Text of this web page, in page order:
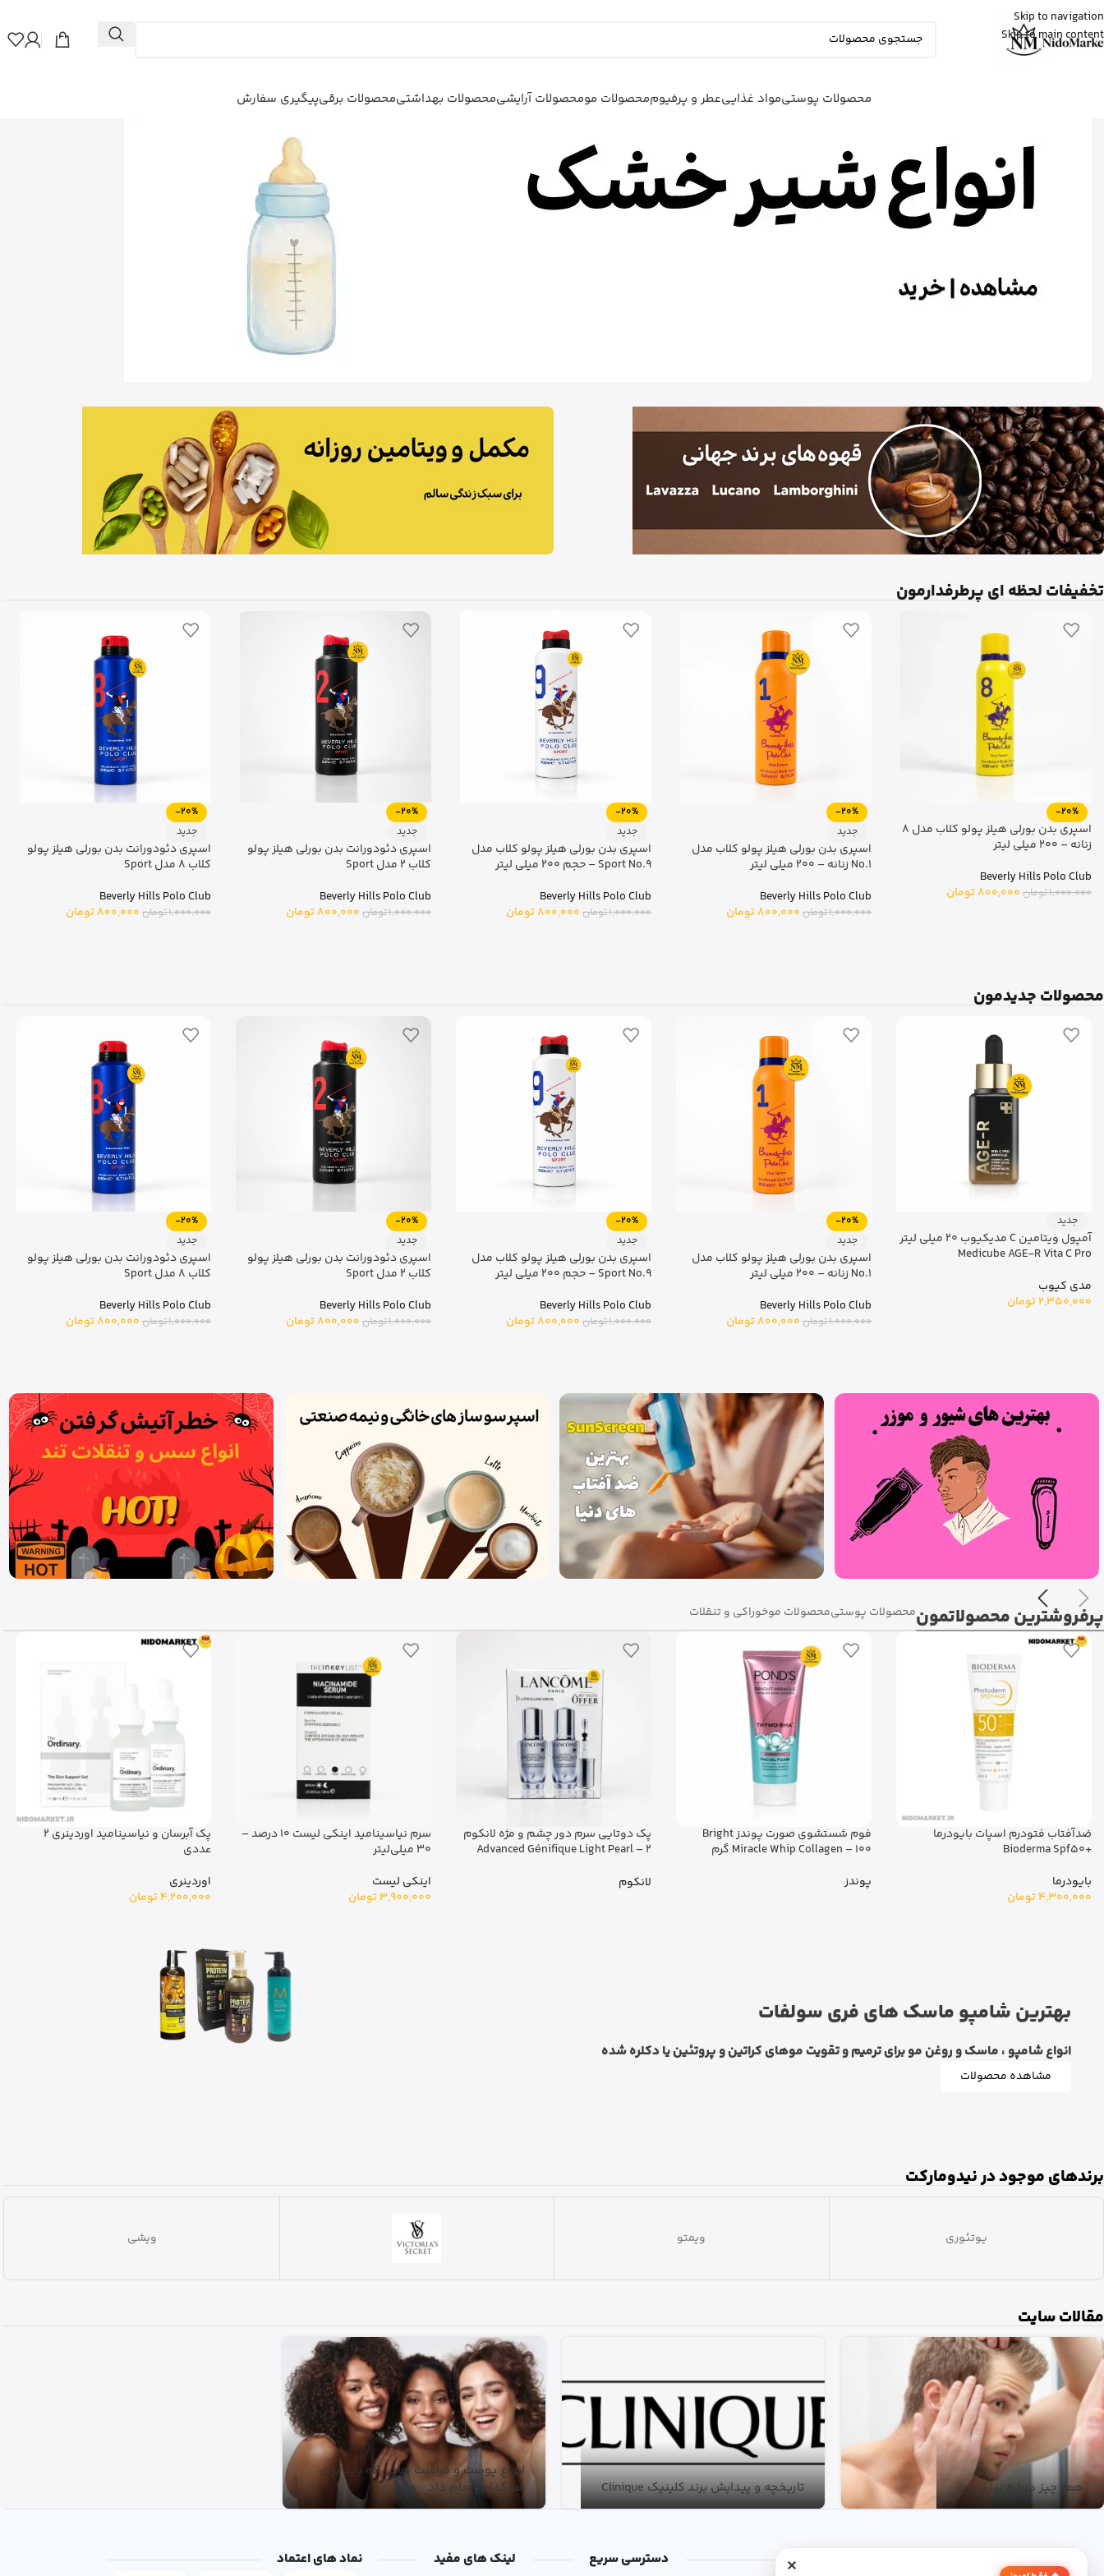
Skip to navigation
Skip to main content
محصولات پوستیمواد غذاییعطر و پرفیوممحصولات مومحصولات آرایشیمحصولات بهداشتیمحصولات برقیپیگیری سفارش
محصولات
تخفیفات لحظه ای پرطرفدارمون
-20%
اسپری بدن بورلی هیلز پولو کلاب مدل 8
زنانه – 200 میلی لیتر
Beverly Hills Polo Club
1,000,000تومان 800,000تومان
-20%
جدید
اسپری بدن بورلی هیلز پولو کلاب مدل
No.1 زنانه – 200 میلی لیتر
Beverly Hills Polo Club
1,000,000تومان 800,000تومان
-20%
جدید
اسپری بدن بورلی هیلز پولو کلاب مدل
Sport No.9 – حجم 200 میلی لیتر
Beverly Hills Polo Club
1,000,000تومان 800,000تومان
-20%
جدید
اسپری دئودورانت بدن بورلی هیلز پولو
کلاب 2 مدل Sport
Beverly Hills Polo Club
1,000,000تومان 800,000تومان
-20%
جدید
اسپری دئودورانت بدن بورلی هیلز پولو
کلاب 8 مدل Sport
Beverly Hills Polo Club
1,000,000تومان 800,000تومان
محصولات جدیدمون
-20%
جدید
اسپری دئودورانت بدن زنانه بورلی هیلز
لیتر
Beverly Hills Polo Club
جدید
Priorin Liquid
2,850,000تومان
جدید
Cosrx Advanced Snail 96 Mucin
1,950,000تومان
-20%
جدید
بادی میست بورلی هیلز پولو کلاب مدل
Beverly Hills Polo Club
1,500,000تومان 1,200,000تومان
-20%
جدید
مدل Evoking Gardenia – 200 میلی لیتر
Beverly Hills Polo Club
1,500,000تومان 1,200,000تومان
پرفروشترین محصولاتمونمحصولات پوستیمحصولات موخوراکی و تنقلات
فوم شستشوی صورت پوندز Bright
Miracle Whip Collagen – 100 گرم
پوندز
پک دوتایی سرم دور چشم و مژه لانکوم
Advanced Génifique Light Pearl – 2
لانکوم
سرم نیاسینامید اینکی لیست 10 درصد –
30 میلی‌لیتر
اینکی لیست
پک آبرسان و نیاسینامید اوردینری 2
عددی
اوردینری
4,200,000تومان
تونر شیری برنج 70 آنوا Glow Milky Toner
– 250 میلی لیتر
آنوا
بهترین شامپو ماسک های فری سولفات
انواع شامپو ، ماسک و روغن مو برای ترمیم و تقویت موهای کراتین و پروتئین یا دکلره شده
مشاهده محصولات
برندهای موجود در نیدومارکت
ویدن سریس ویتاپلکس ویتابیوتیکس هیروبیبی
مقالات سایت
همه چیز درباره ریزش مو تاریخچه و پیدایش برند کلینیک Clinique
انواع پوست و مراقبت هایی که باید برای
هر کدام انجام داد
درباره ما دسترسی سریع لینک های مفید نماد های اعتماد ×
عمراناز رشت
شیرخشک پدیاشور وانیلی رو خرید کرد